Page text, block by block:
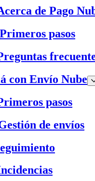
de Pago
Primeros pasos
con Envío Nube
pasos
de envíos